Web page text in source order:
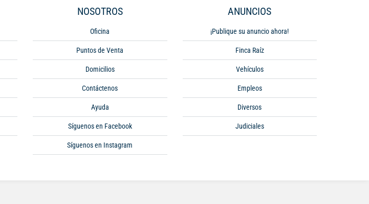
NOSOTROS
Oficina
Puntos de Venta
Domicilios
Contáctenos
Ayuda
Síguenos en Facebook
Síguenos en Instagram
ANUNCIOS
¡Publique su anuncio ahora!
Finca Raíz
Vehículos
Empleos
Diversos
Judiciales